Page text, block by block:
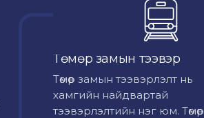
Төмөр замын тээвэр
Төмөр замын тээвэрлэлт нь
хамгийн найдвартай
тээвэрлэлтийн нэг юм. Төмөр